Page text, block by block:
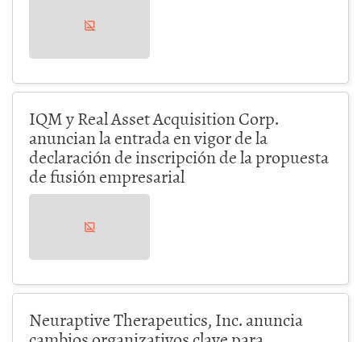
IQM y Real Asset Acquisition Corp.
anuncian la entrada en vigor de la
declaración de inscripción de la propuesta
de fusión empresarial
Neuraptive Therapeutics, Inc. anuncia